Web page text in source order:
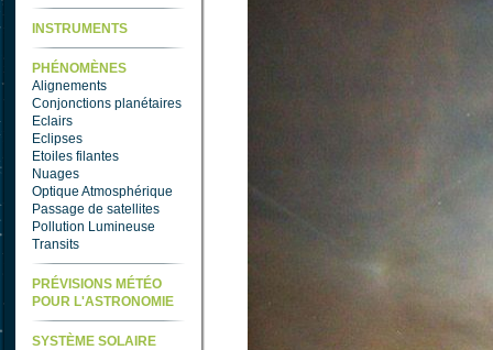
INSTRUMENTS
PHÉNOMÈNES
Alignements
Conjonctions planétaires
Eclairs
Eclipses
Etoiles filantes
Nuages
Optique Atmosphérique
Passage de satellites
Pollution Lumineuse
Transits
PRÉVISIONS MÉTÉO
POUR L'ASTRONOMIE
SYSTÈME SOLAIRE